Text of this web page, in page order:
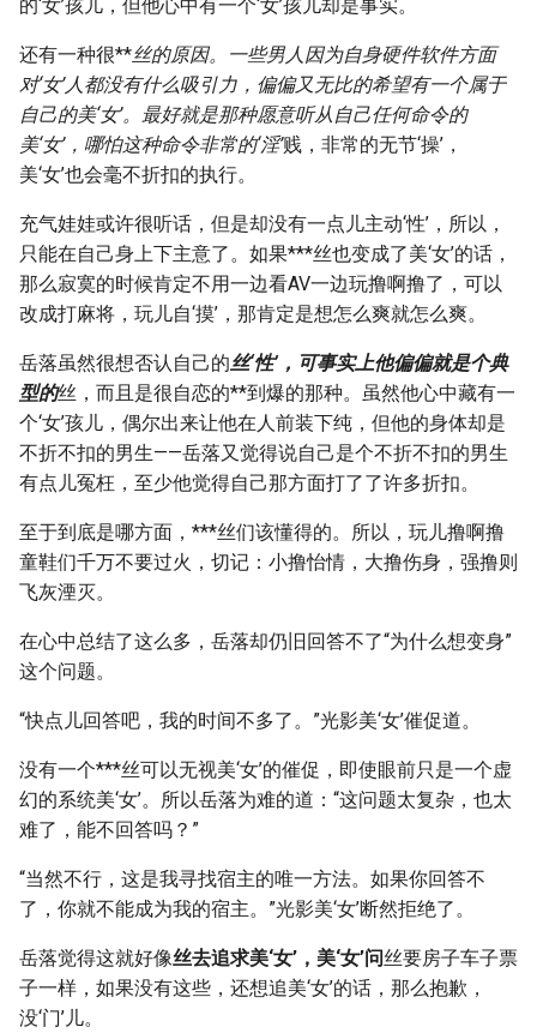
的‘女’孩儿，但他心中有一个‘女’孩儿却是事实。
还有一种很**丝的原因。一些男人因为自身硬件软件方面
对‘女’人都没有什么吸引力，偏偏又无比的希望有一个属于
自己的美‘女’。最好就是那种愿意听从自己任何命令的
美‘女’，哪怕这种命令非常的‘淫’贱，非常的无节‘操’，
美‘女’也会毫不折扣的执行。
充气娃娃或许很听话，但是却没有一点儿主动‘性’，所以，
只能在自己身上下主意了。如果***丝也变成了美‘女’的话，
那么寂寞的时候肯定不用一边看AV一边玩撸啊撸了，可以
改成打麻将，玩儿自‘摸’，那肯定是想怎么爽就怎么爽。
岳落虽然很想否认自己的丝‘性’，可事实上他偏偏就是个典
型的丝，而且是很自恋的**到爆的那种。虽然他心中藏有一
个‘女’孩儿，偶尔出来让他在人前装下纯，但他的身体却是
不折不扣的男生——岳落又觉得说自己是个不折不扣的男生
有点儿冤枉，至少他觉得自己那方面打了了许多折扣。
至于到底是哪方面，***丝们该懂得的。所以，玩儿撸啊撸
童鞋们千万不要过火，切记：小撸怡情，大撸伤身，强撸则
飞灰湮灭。
在心中总结了这么多，岳落却仍旧回答不了“为什么想变身”
这个问题。
“快点儿回答吧，我的时间不多了。”光影美‘女’催促道。
没有一个***丝可以无视美‘女’的催促，即使眼前只是一个虚
幻的系统美‘女’。所以岳落为难的道：“这问题太复杂，也太
难了，能不回答吗？”
“当然不行，这是我寻找宿主的唯一方法。如果你回答不
了，你就不能成为我的宿主。”光影美‘女’断然拒绝了。
岳落觉得这就好像丝去追求美‘女’，美‘女’问丝要房子车子票
子一样，如果没有这些，还想追美‘女’的话，那么抱歉，
没‘门’儿。